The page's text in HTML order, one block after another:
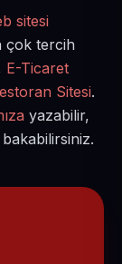
sitesi
çok tercih
E-Ticaret
Sitesi.
yazabilir,
bakabilirsiniz.